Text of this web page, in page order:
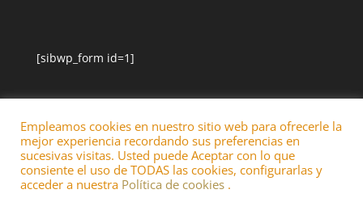
[sibwp_form id=1]
Empleamos cookies en nuestro sitio web para ofrecerle la
mejor experiencia recordando sus preferencias en
sucesivas visitas. Usted puede Aceptar con lo que
consiente el uso de TODAS las cookies, configurarlas y
acceder a nuestra Política de cookies .